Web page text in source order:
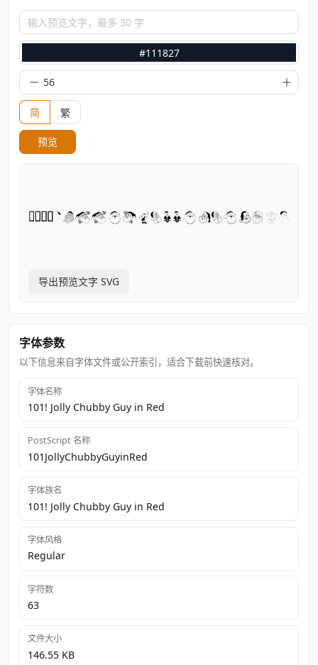
输入预览文字，最多 30 字
#111827
简 繁
预览
导出预览文字 SVG
字体参数
以下信息来自字体文件或公开索引，适合下载前快速核对。
字体名称
101! Jolly Chubby Guy in Red
PostScript 名称
101JollyChubbyGuyinRed
字体族名
101! Jolly Chubby Guy in Red
字体风格
Regular
字符数
63
文件大小
146.55 KB